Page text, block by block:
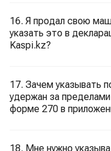
16. Я продал свою
указать это в
Kaspi.kz?
17. Зачем указывать
удержан за
форме 270 в
18. Мне нужно